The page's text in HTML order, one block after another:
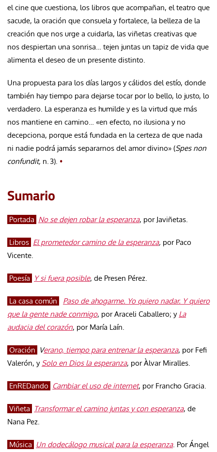
el cine que cuestiona, los libros que acompañan, el teatro que
sacude, la oración que consuela y fortalece, la belleza de la
creación que nos urge a cuidarla, las viñetas creativas que
nos despiertan una sonrisa… tejen juntas un tapiz de vida que
alimenta el deseo de un presente distinto.
Una propuesta para los días largos y cálidos del estío, donde
también hay tiempo para dejarse tocar por lo bello, lo justo, lo
verdadero. La esperanza es humilde y es la virtud que más
nos mantiene en camino… «en efecto, no ilusiona y no
decepciona, porque está fundada en la certeza de que nada
ni nadie podrá jamás separarnos del amor divino» (Spes non
confundit, n. 3). •
Sumario
Portada No se dejen robar la esperanza, por Javiñetas.
Libros El prometedor camino de la esperanza, por Paco
Vicente.
Poesía Y si fuera posible, de Presen Pérez.
La casa común
Paso de ahogarme. Yo quiero nadar. Y quiero
que la gente nade conmigo, por Araceli Caballero; y La
audacia del corazón, por María Laín.
Oración Verano, tiempo para entrenar la esperanza, por Fefi
Valerón, y Solo en Dios la esperanza, por Àlvar Miralles.
EnREDando Cambiar el uso de internet, por Francho Gracia.
Viñeta Transformar el camino juntas y con esperanza, de
Nana Pez.
Música Un dodecálogo musical para la esperanza. Por Ángel